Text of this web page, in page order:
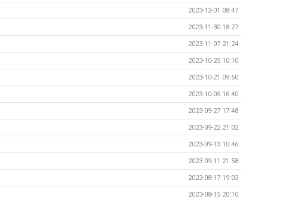
2023-12-01 08:47
2023-11-30 18:27
2023-11-07 21:24
2023-10-25 10:10
2023-10-21 09:50
2023-10-05 16:40
2023-09-27 17:48
2023-09-22 21:02
2023-09-13 10:46
2023-09-11 21:58
2023-08-17 19:03
2023-08-15 20:10